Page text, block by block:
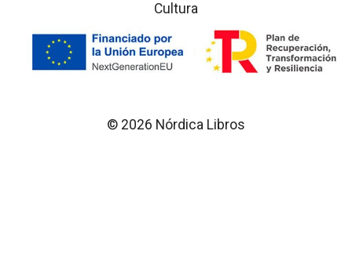
Cultura
© 2026 Nórdica Libros